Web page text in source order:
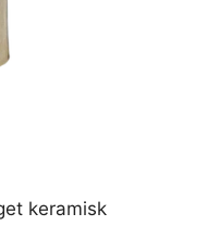
keramisk